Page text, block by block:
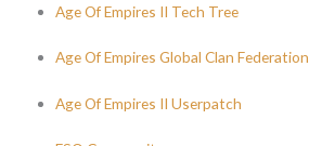
Age Of Empires II Tech Tree
Age Of Empires Global Clan Federation
Age Of Empires II Userpatch